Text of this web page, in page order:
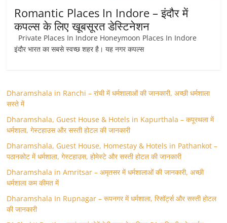
Romantic Places In Indore – इंदौर में
कपल्स के लिए खूबसूरत डेस्टिनेशन
Private Places In Indore Honeymoon Places In Indore
इंदौर भारत का सबसे स्‍वच्‍छ शहर है। यह नगर कपल्स
Dharamshala in Ranchi – रांची में धर्मशालाओं की जानकारी, अच्छी धर्मशाला
सस्ते में
Dharamshala, Guest House & Hotels in Kapurthala – कपूरथला में
धर्मशाला, गेस्टहाउस और सस्ती होटल की जानकारी
Dharamshala, Guest House, Homestay & Hotels in Pathankot –
पठानकोट में धर्मशाला, गेस्टहाउस, होमेस्टे और सस्ती होटल की जानकारी
Dharamshala in Amritsar – अमृतसर में धर्मशालाओं की जानकारी, अच्छी
धर्मशाला कम कीमत में
Dharamshala In Rupnagar – रूपनगर में धर्मशाला, रिसॉर्ट्स और सस्ती होटल
की जानकारी